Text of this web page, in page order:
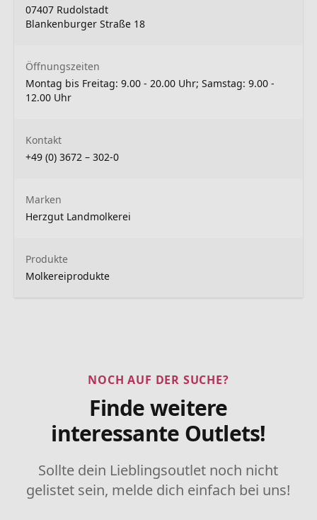
07407 Rudolstadt
Blankenburger Straße 18
Öffnungszeiten
Montag bis Freitag: 9.00 - 20.00 Uhr; Samstag: 9.00 -
12.00 Uhr
Kontakt
+49 (0) 3672 – 302-0
Marken
Herzgut Landmolkerei
Produkte
Molkereiprodukte
NOCH AUF DER SUCHE?
Finde weitere
interessante Outlets!
Sollte dein Lieblingsoutlet noch nicht
gelistet sein, melde dich einfach bei uns!